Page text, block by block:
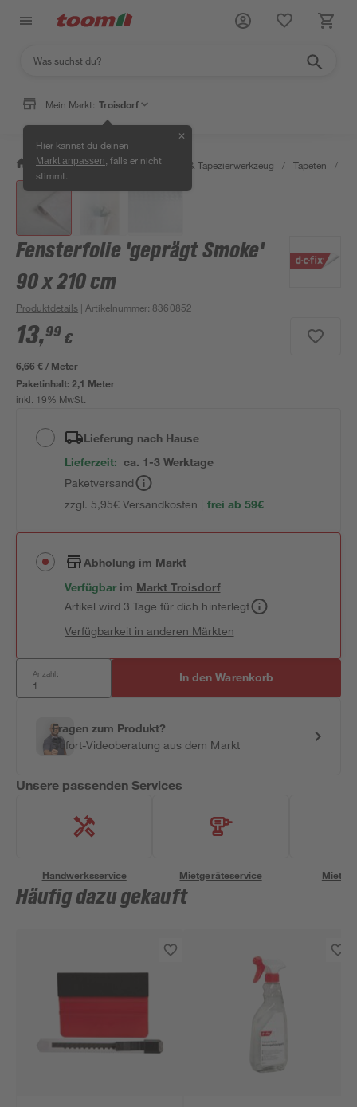
Mein Markt: Troisdorf
Hier kannst du deinen
Markt anpassen , falls er nicht
stimmt.
✕
/ Wohnen & Haushalt / Tapeten & Tapezierwerkzeug / Tapeten /
Fensterfolie 'geprägt Smoke'
90 x 210 cm
Produktdetails | Artikelnummer: 8360852
13,99 €
6,66 € / Meter
Paketinhalt:2,1 Meter
inkl. 19% MwSt.
Lieferung nach Hause
Lieferzeit: ca. 1-3 Werktage
Paketversand
zzgl. 5,95€ Versandkosten | frei ab 59€
Abholung im Markt
Verfügbar im MarktTroisdorf
Artikel wird 3 Tage für dich hinterlegt
Verfügbarkeit in anderen Märkten
Anzahl: In den Warenkorb
Fragen zum Produkt?
Sofort-Videoberatung aus dem Markt
Unsere passenden Services
Handwerksservice Mietgeräteservice
Häufig dazu gekauft